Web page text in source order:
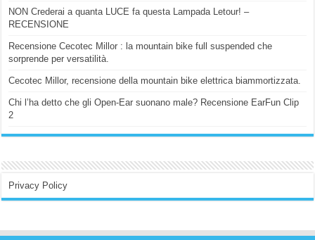
NON Crederai a quanta LUCE fa questa Lampada Letour! –
RECENSIONE
Recensione Cecotec Millor : la mountain bike full suspended che
sorprende per versatilità.
Cecotec Millor, recensione della mountain bike elettrica biammortizzata.
Chi l’ha detto che gli Open-Ear suonano male? Recensione EarFun Clip
2
Privacy Policy